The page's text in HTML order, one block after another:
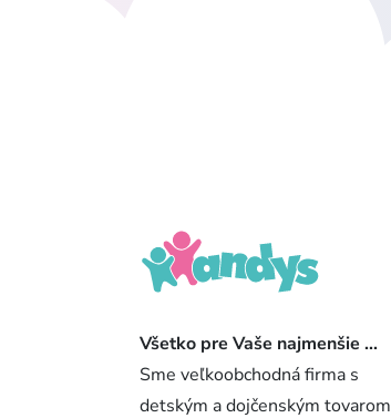
Všetko pre Vaše najmenšie ...
Sme veľkoobchodná firma s
detským a dojčenským tovarom